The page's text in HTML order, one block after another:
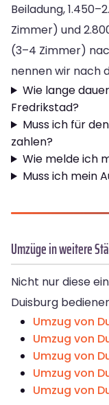
Beiladung,
Zimmer) und
(3–4 Zimmer)
nennen wir nach
Wie lange
Fredrikstad?
Muss ich für
zahlen?
Wie melde ich
Muss ich mein
Umzüge in weitere
Nicht nur diese
Duisburg
Umzug von
Umzug von
Umzug von
Umzug von
Umzug von